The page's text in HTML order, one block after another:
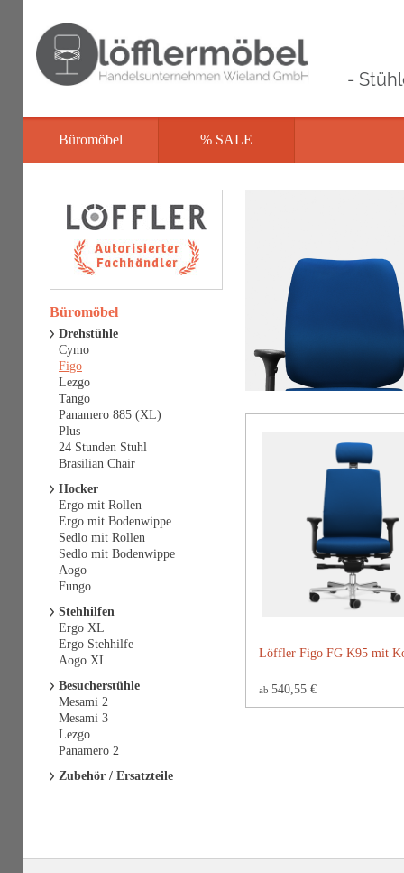
-
Büromöbel % SALE
Löffler Figo FG K95 mit
ab 540,55 €
Büromöbel
Drehstühle
Cymo
Figo
Lezgo
Tango
Panamero 885 (XL)
Plus
24 Stunden Stuhl
Brasilian Chair
Hocker
Ergo mit Rollen
Ergo mit Bodenwippe
Sedlo mit Rollen
Sedlo mit Bodenwippe
Aogo
Fungo
Stehhilfen
Ergo XL
Ergo Stehhilfe
Aogo XL
Besucherstühle
Mesami 2
Mesami 3
Lezgo
Panamero 2
Zubehör / Ersatzteile